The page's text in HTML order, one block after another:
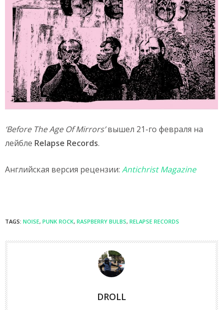
‘Before The Age Of Mirrors’вышел 21-го февраля на
лейбле Relapse Records.
Английская версия рецензии: Antichrist Magazine
TAGS: NOISE, PUNK ROCK, RASPBERRY BULBS, RELAPSE RECORDS
DROLL